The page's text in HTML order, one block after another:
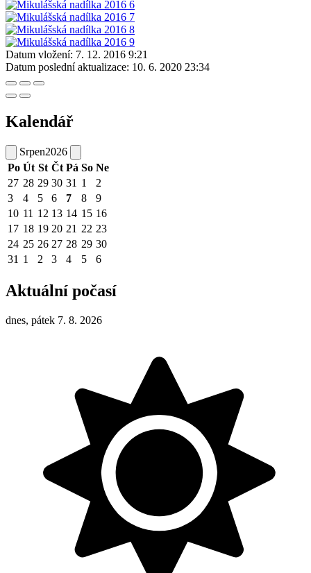
Datum vložení: 7. 12. 2016 9:21
Datum poslední aktualizace: 10. 6. 2020 23:34
Kalendář
Srpen2026
Po Út St Čt Pá So Ne
27 28 29 30 31 1
2
3
4 5 6 7 8
9
10 11 12 13 14 15 16
17 18 19 20 21 22 23
24 25 26 27 28 29 30
31 1 2 3 4 5 6
Aktuální počasí
dnes, pátek 7. 8. 2026